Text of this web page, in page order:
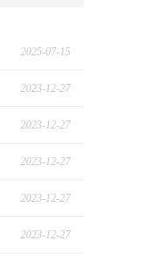
2025-07-15
2023-12-27
2023-12-27
2023-12-27
2023-12-27
2023-12-27